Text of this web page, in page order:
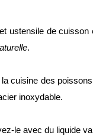
ustensile de cuisson
.
cuisine des
inoxydable.
le avec du liquide